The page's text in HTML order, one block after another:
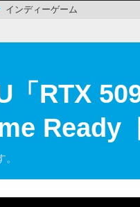
インディーゲーム
RTX
Ready